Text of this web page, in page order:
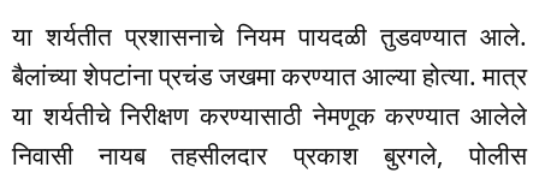
या शर्यतीत प्रशासनाचे नियम पायदळी तुडवण्यात आले.
बैलांच्या शेपटांना प्रचंड जखमा करण्यात आल्या होत्या. मात्र
या शर्यतीचे निरीक्षण करण्यासाठी नेमणूक करण्यात आलेले
निवासी नायब तहसीलदार प्रकाश बुरगले, पोलीस